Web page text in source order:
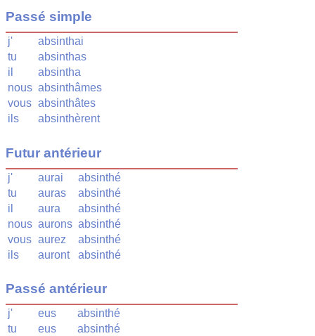
Passé simple
j'
absinthai
tu
absinthas
il
absintha
nous absinthâmes
vous absinthâtes
ils
absinthèrent
Futur antérieur
j' aurai
absinthé
tu
auras
absinthé
il
aura
absinthé
nous aurons absinthé
vous aurez
absinthé
ils
auront absinthé
Passé antérieur
j' eus
absinthé
tu
eus
absinthé